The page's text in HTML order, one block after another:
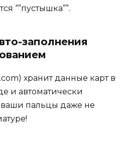
“”пустышка””.
заполнения
хранит данные карт в
и автоматически
пальцы даже не